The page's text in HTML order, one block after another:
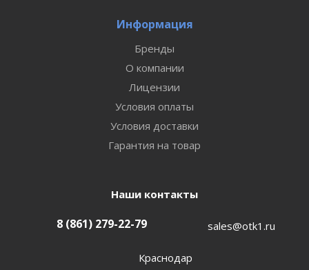
Информация
Бренды
О компании
Лицензии
Условия оплаты
Условия доставки
Гарантия на товар
Наши контакты
8 (861) 279-22-79 sales@otk1.ru
Краснодар